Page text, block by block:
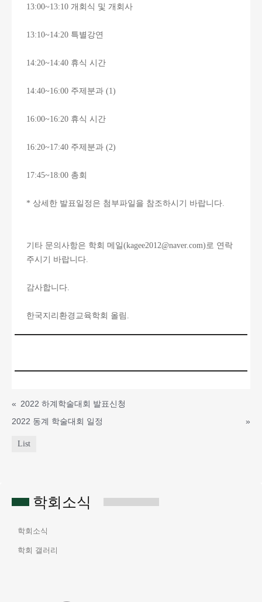
학회소식
학회소식
학회 갤러리
13:00~13:10 개회식 및 개회사
13:10~14:20 특별강연
14:20~14:40 휴식 시간
14:40~16:00 주제분과 (1)
16:00~16:20 휴식 시간
16:20~17:40 주제분과 (2)
17:45~18:00 총회
* 상세한 발표일정은 첨부파일을 참조하시기 바랍니다.
기타 문의사항은 학회 메일(kagee2012@naver.com)로 연락
주시기 바랍니다.
감사합니다.
한국지리환경교육학회 올림.
« 2022 하계학술대회 발표신청
2022 동계 학술대회 일정
»
List